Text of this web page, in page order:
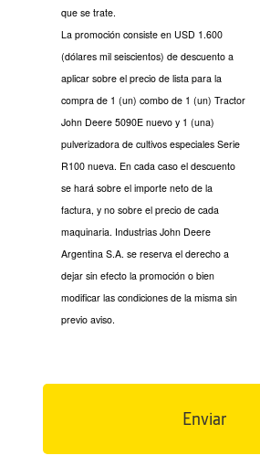
que se trate.
La promoción consiste en USD 1.600
(dólares mil seiscientos) de descuento a
aplicar sobre el precio de lista para la
compra de 1 (un) combo de 1 (un) Tractor
John Deere 5090E nuevo y 1 (una)
pulverizadora de cultivos especiales Serie
R100 nueva. En cada caso el descuento
se hará sobre el importe neto de la
factura, y no sobre el precio de cada
maquinaria. Industrias John Deere
Argentina S.A. se reserva el derecho a
dejar sin efecto la promoción o bien
modificar las condiciones de la misma sin
previo aviso.